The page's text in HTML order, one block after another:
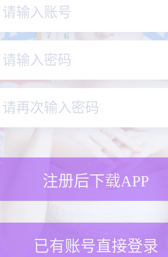
注册后下载APP
已有账号直接登录